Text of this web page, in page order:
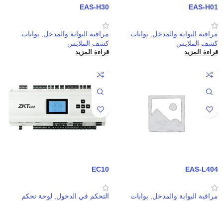
EAS-H01
مراقبة البوابة والمدخل
بوابات
كشف الملابس
قراءة المزيد
EAS-H30
مراقبة البوابة والمدخل
بوابات
كشف الملابس
قراءة المزيد
EAS-L404
مراقبة البوابة والمدخل, بوابات
EC10
التحكم في الدخول, لوحة تحكم